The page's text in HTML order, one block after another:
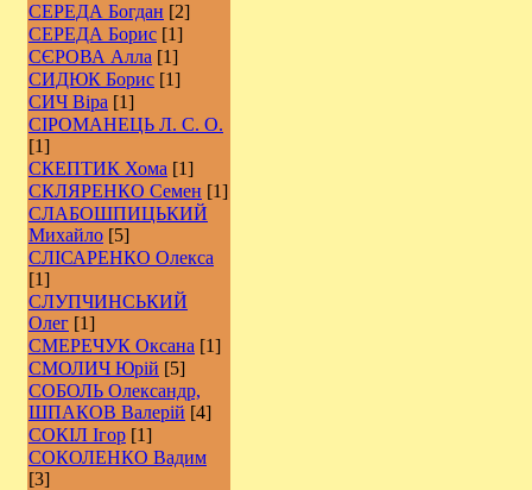
СЕРЕДА Богдан [2]
СЕРЕДА Борис [1]
СЄРОВА Алла [1]
СИДЮК Борис [1]
СИЧ Віра [1]
СІРОМАНЕЦЬ Л. С. О.
[1]
СКЕПТИК Хома [1]
СКЛЯРЕНКО Семен [1]
СЛАБОШПИЦЬКИЙ
Михайло [5]
СЛІСАРЕНКО Олекса
[1]
СЛУПЧИНСЬКИЙ
Олег [1]
СМЕРЕЧУК Оксана [1]
СМОЛИЧ Юрій [5]
СОБОЛЬ Олександр,
ШПАКОВ Валерій [4]
СОКІЛ Ігор [1]
СОКОЛЕНКО Вадим
[3]